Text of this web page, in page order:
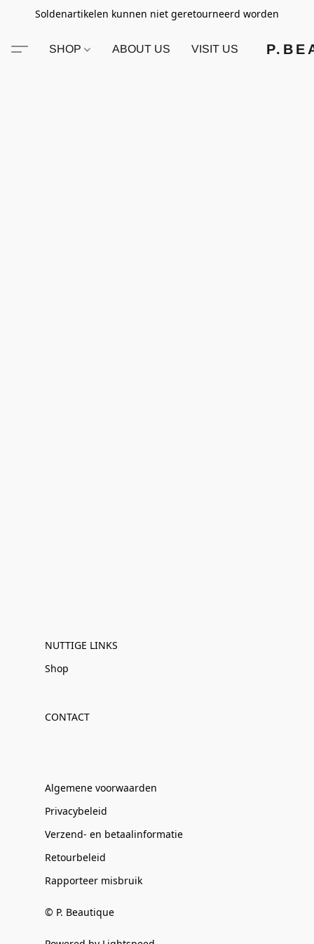
Soldenartikelen kunnen niet geretourneerd worden
SHOP ABOUT US VISIT US
NUTTIGE LINKS
Shop
CONTACT
Algemene voorwaarden
Privacybeleid
Verzend- en betaalinformatie
Retourbeleid
Rapporteer misbruik
© P. Beautique